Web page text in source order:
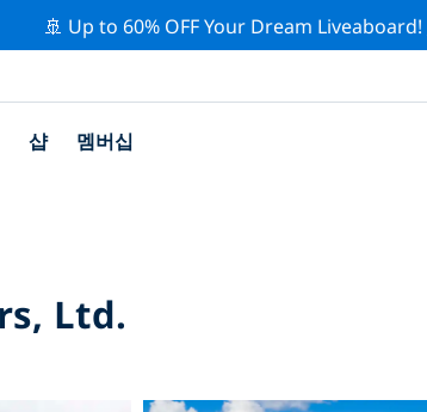
🚢 Up to 60% OFF Your Dream Liveaboard!
샵 멤버십
Ltd.